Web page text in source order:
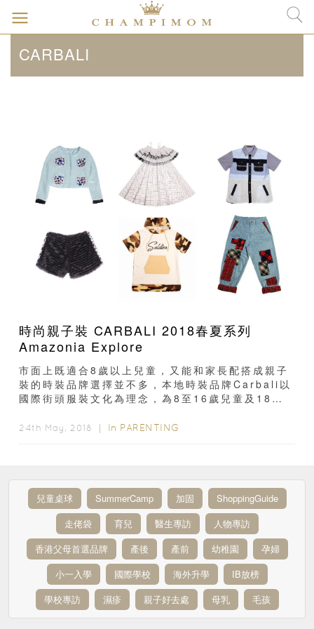
CARBALI
時尚親子裝 CARBALI 2018春夏系列
Amazonia Explore
市面上既適合8歲以上兒童，又能和家長配搭成親子
裝的時裝品牌選擇並不多，本地時裝品牌Carbali以
國際街頭服裝文化為理念，為8至16歲兒童及18至
24th May, 2018 ｜ In PARENTING
兒童桌球 SummerCamp 加固
ShoppingGuide
走佬袋
育兒 醫生專訪
人物專訪
香港父母首選品牌
產後 產前 幼稚園
孕婦
小一入學
國際學校 海外升學
IB放榜
學校專訪
濕疹 親子好去處 母乳 毛孩